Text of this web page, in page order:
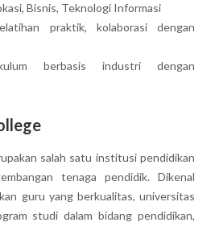
Bisnis, Teknologi Informasi
praktik, kolaborasi dengan
berbasis industri dengan
salah satu institusi pendidikan
tenaga pendidik. Dikenal
guru yang berkualitas, universitas
studi dalam bidang pendidikan,